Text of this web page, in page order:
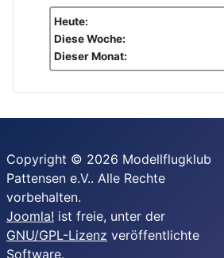
Heute:
Diese Woche:
Dieser Monat:
Copyright © 2026 Modellflugklub
Pattensen e.V.. Alle Rechte
vorbehalten.
Joomla! ist freie, unter der
GNU/GPL-Lizenz veröffentlichte
Software.